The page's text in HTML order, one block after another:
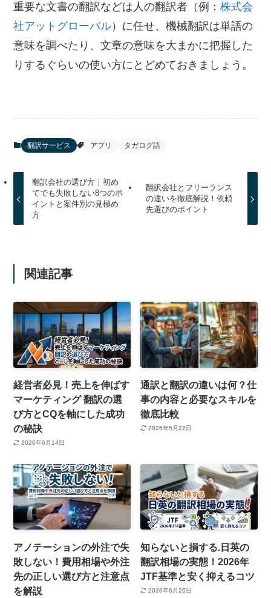
重要な文書の翻訳などは人の翻訳者（例：株式会
社アットグローバル）に任せ、機械翻訳は単語の
意味を調べたり、文章の意味を大まかに把握した
りするぐらいの使い方にとどめておきましょう。
翻訳サービス アプリ タガログ語
翻訳会社の選び方｜初め
てでも失敗しない8つのポ
イントと案件別の見極め
方
翻訳会社とフリーランス
の違いを徹底解説！依頼
先選びのポイント
関連記事
経営者必見！売上を伸ばす
マーケティング 翻訳の選
び方とCQを軸にした成功
の秘訣
2026年6月14日
通訳と翻訳の違いは何？仕
事の内容と必要なスキルを
徹底比較
2026年5月22日
アノテーションの外注で失
敗しない！費用相場や外注
先の正しい選び方と注意点
を解説
知らないと損する.日英の
翻訳相場の実態！2026年
JTF基準と安く抑えるコツ
2026年6月26日